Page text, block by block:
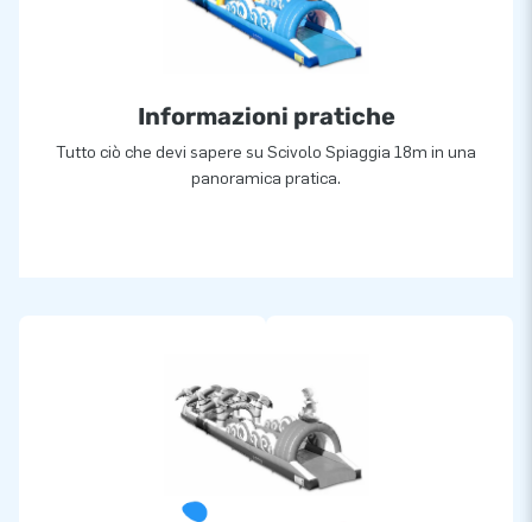
Più di 15.000 clienti hanno già scelto JB
Da più di 15 anni JB fa letteralmente fare i salti di gioia a
progettisti, sviluppatori e addetti alla logistica fornisce
attrazioni gonfiabili uniche e insuperabili! I nostri clienti
possono inoltre contare su un servizio e una consegna
Informazioni pratiche
Tutto ciò che devi sapere su Scivolo Spiaggia 18m in una
panoramica pratica.